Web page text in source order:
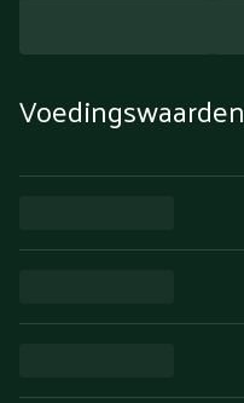
Voedingswaarden